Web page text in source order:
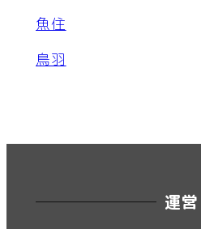
魚住
鳥羽
運営